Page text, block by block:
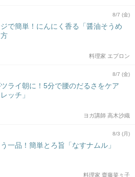
8/7 (金)
で簡単！にんにく香る「醤油そうめ
料理家 エプロン
8/7 (金)
ライ朝に！5分で腰のだるさをケア
ッチ」
ヨガ講師 高木沙織
8/3 (月)
一品！簡単とろ旨「なすナムル」
料理家 齋藤菜々子